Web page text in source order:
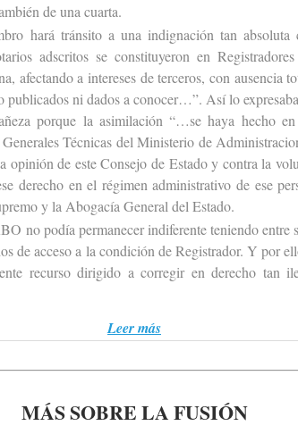
de una cuarta.
hará tránsito a una indignación tan absoluta
adscritos se constituyeron en
afectando a intereses de terceros, con ausencia
publicados ni dados a conocer…”. Así lo
porque la asimilación “…se haya hecho
Generales Técnicas del Ministerio de
opinión de este Consejo de Estado y contra la
derecho en el régimen administrativo de ese
y la Abogacía General del Estado.
no podía permanecer indiferente teniendo entre
de acceso a la condición de Registrador. Y por
recurso dirigido a corregir en derecho tan
Leer más
MÁS SOBRE LA FUSIÓN